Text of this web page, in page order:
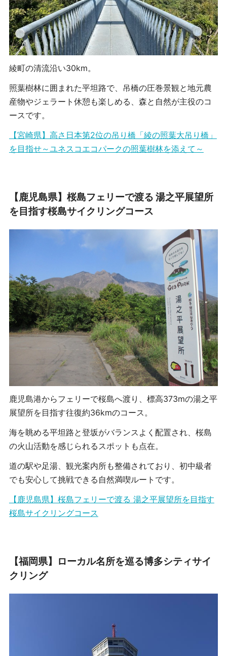
綾町の清流沿い30km。
照葉樹林に囲まれた平坦路で、吊橋の圧巻景観と地元農
産物やジェラート休憩も楽しめる、森と自然が主役のコ
ースです。
【宮崎県】高さ日本第2位の吊り橋「綾の照葉大吊り橋」
を目指せ～ユネスコエコパークの照葉樹林を添えて～
【鹿児島県】桜島フェリーで渡る 湯之平展望所
を目指す桜島サイクリングコース
鹿児島港からフェリーで桜島へ渡り、標高373mの湯之平
展望所を目指す往復約36kmのコース。
海を眺める平坦路と登坂がバランスよく配置され、桜島
の火山活動を感じられるスポットも点在。
道の駅や足湯、観光案内所も整備されており、初中級者
でも安心して挑戦できる自然満喫ルートです。
【鹿児島県】桜島フェリーで渡る 湯之平展望所を目指す
桜島サイクリングコース
【福岡県】ローカル名所を巡る博多シティサイ
クリング